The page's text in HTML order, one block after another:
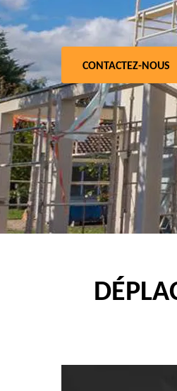
CONTACTEZ-NOUS